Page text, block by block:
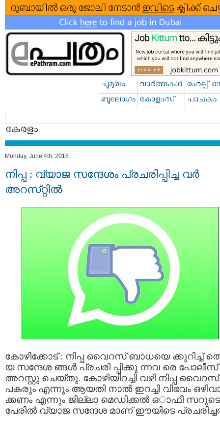
Monday, June 4th, 2018
നിപ്പ : വ്യാജ സന്ദേശം പ്രചരിപ്പിച്ച വർ
അറസ്​റ്റിൽ
കോഴിക്കോട് : നിപ്പ വൈറസ് ബാധയെ ക്കുറിച്ച്
യ സന്ദേശ ങ്ങൾ പ്രചരി പ്പിക്കു ന്നവ രെ പോലീസ്
അറസ്റ്റു ചെയ്തു. കോഴിയിറച്ചി വഴി നിപ്പ വൈറസ്
പകരും എന്നും ആയതി നാല്‍ ഇറച്ചി വിഭവം
ക്കണം എന്നും ജില്ലാ മെഡിക്കൽ ഒാഫീ സറുടെ
പേരിൽ വ്യാജ സന്ദേശ മാണ് ഈയിടെ